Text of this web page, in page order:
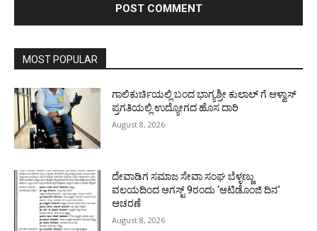
MOST POPULAR
ಗಾಲಿಕುರ್ಚಿಯಲ್ಲಿ ಬಂದ ಭಾಗ್ಯಶ್ರೀ ಕುಲಾಲ್ ಗೆ ಆಳ್ವಾಸ್
ಪ್ರಗತಿಯಲ್ಲಿ ಉದ್ಯೋಗದ ಹೊಸ ದಾರಿ
August 8, 2026
ದೇವಾಡಿಗ ಸಮಾಜ ಸೇವಾ ಸಂಘ ಬೆಳ್ಳಣ್ಣು
ವಲಯದಿಂದ ಆಗಸ್ಟ್ 9ರಂದು ‘ಆಟಿಡೊಂಜಿ ದಿನ’
ಆಚರಣೆ
August 8, 2026